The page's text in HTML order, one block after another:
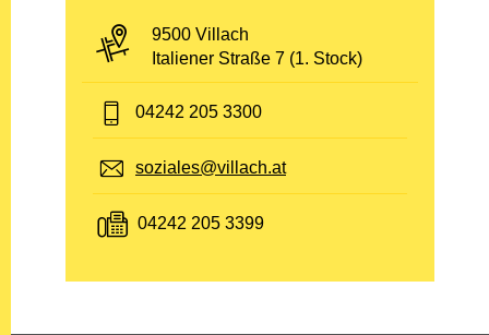
PLZ und Ort:
9500 Villach
Adresse:
Italiener Straße 7 (1. Stock)
Telefon:
04242 205 3300
E-Mail:
soziales@villach.at
Fax:
04242 205 3399